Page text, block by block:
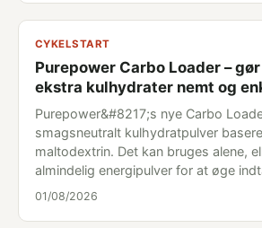
CYKELSTART
Purepower Carbo Loader –
ekstra kulhydrater nemt og
Purepower&#8217;s nye Carbo
smagsneutralt kulhydratpulver
maltodextrin. Det kan bruges alene,
almindelig energipulver for at øge
01/08/2026